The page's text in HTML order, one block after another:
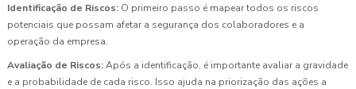
Identificação de Riscos: O primeiro passo é mapear todos os riscos
potenciais que possam afetar a segurança dos colaboradores e a
operação da empresa.
Avaliação de Riscos:Após a identificação, é importante avaliar a gravidade
e a probabilidade de cada risco. Isso ajuda na priorização das ações a